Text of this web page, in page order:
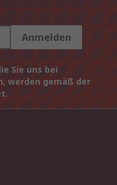
Anmelden
Sie uns bei
werden gemäß der